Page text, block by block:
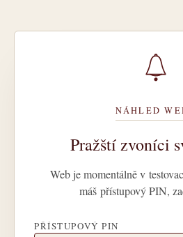
NÁHLED
Pražští zvoníci
Web je momentálně v
máš přístupový PIN,
PŘÍSTUPOVÝ PIN